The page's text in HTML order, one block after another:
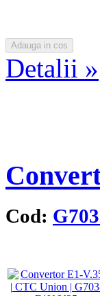
Detalii »
Cod: